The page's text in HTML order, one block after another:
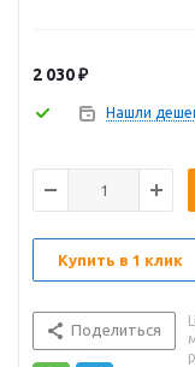
2 030₽
Нашли
Купить в 1 клик
Поделиться